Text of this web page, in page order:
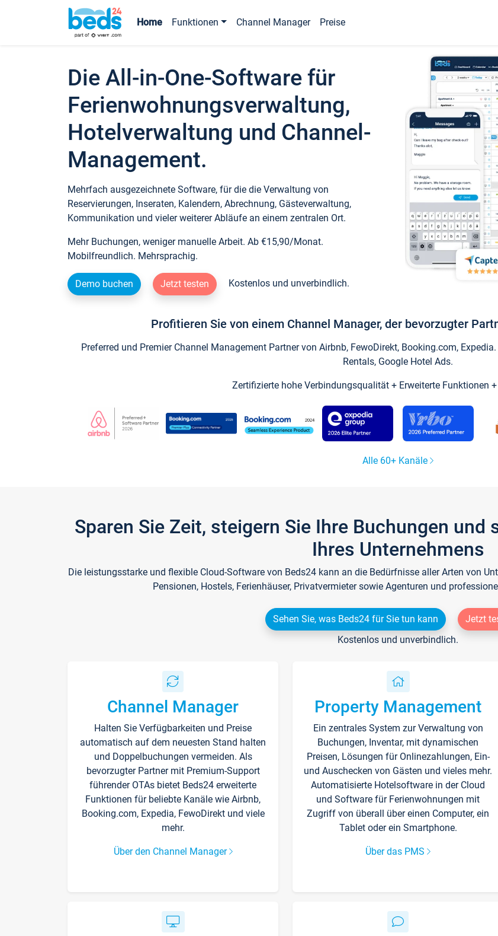
Home Funktionen Channel Manager Preise
Die All-in-One-Software für
Ferienwohnungsverwaltung,
Hotelverwaltung und Channel-
Management.
Mehrfach ausgezeichnete Software, für die die Verwaltung von
Reservierungen, Inseraten, Kalendern, Abrechnung, Gästeverwaltung,
Kommunikation und vieler weiterer Abläufe an einem zentralen Ort.
Mehr Buchungen, weniger manuelle Arbeit. Ab €15,90/Monat.
Mobilfreundlich. Mehrsprachig.
Demo buchen Jetzt testen Kostenlos und unverbindlich.
Profitieren Sie von einem Channel Manager, der bevorzugter
Preferred und Premier Channel Management Partner von Airbnb, FewoDirekt, Booking.com,
Rentals, Google Hotel Ads.
Zertifizierte hohe Verbindungsqualität + Erweiterte Funktionen
Alle 60+ Kanäle
Sparen Sie Zeit, steigern Sie Ihre Buchungen und
Ihres Unternehmens
Die leistungsstarke und flexible Cloud-Software von Beds24 kann an die Bedürfnisse aller Arten von
Pensionen, Hostels, Ferienhäuser, Privatvermieter sowie Agenturen und
Sehen Sie, was Beds24 für Sie tun kann
Jetzt
Kostenlos und unverbindlich.
Channel Manager
Halten Sie Verfügbarkeiten und Preise
automatisch auf dem neuesten Stand halten
und Doppelbuchungen vermeiden. Als
bevorzugter Partner mit Premium-Support
führender OTAs bietet Beds24 erweiterte
Funktionen für beliebte Kanäle wie Airbnb,
Booking.com, Expedia, FewoDirekt und viele
mehr.
Über den Channel Manager
Property Management
Ein zentrales System zur Verwaltung von
Buchungen, Inventar, mit dynamischen
Preisen, Lösungen für Onlinezahlungen, Ein-
und Auschecken von Gästen und vieles mehr.
Automatisierte Hotelsoftware in der Cloud
und Software für Ferienwohnungen mit
Zugriff von überall über einen Computer, ein
Tablet oder ein Smartphone.
Über das PMS